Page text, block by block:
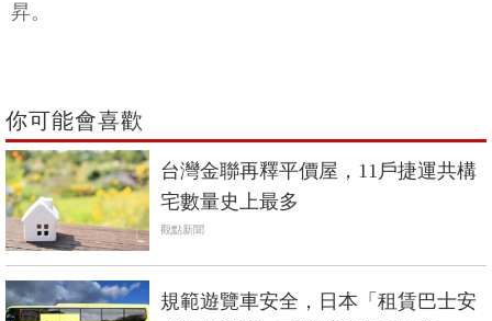
昇。
你可能會喜歡
台灣金聯再釋平價屋，11戶捷運共構
宅數量史上最多
觀點新聞
規範遊覽車安全，日本「租賃巴士安